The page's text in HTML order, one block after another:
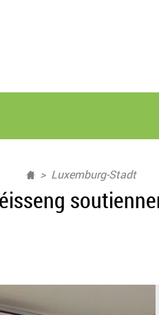
Luxemburg-Stadt